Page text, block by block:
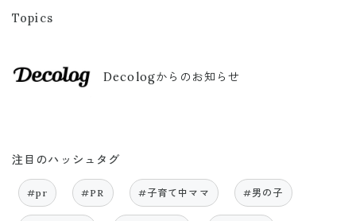
Topics
Decologからのお知らせ
注目のハッシュタグ
#pr #PR #子育て中ママ #男の子